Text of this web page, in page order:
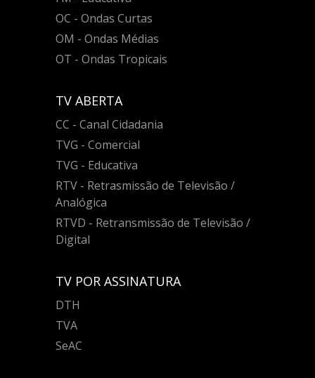
OC - Ondas Curtas
OM - Ondas Médias
OT - Ondas Tropicais
TV ABERTA
CC - Canal Cidadania
TVG - Comercial
TVG - Educativa
RTV - Retrasmissão de Televisão /
Analógica
RTVD - Retransmissão de Televisão /
Digital
TV POR ASSINATURA
DTH
TVA
SeAC